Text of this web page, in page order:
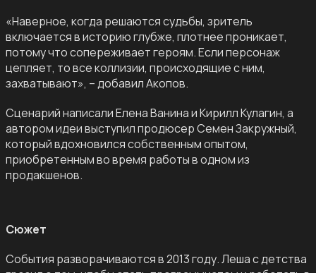
«Наверное, когда решаются судьбы, зритель
включается в историю глубже, плотнее проникает,
потому что сопереживает героям. Если персонаж
цепляет, то все коллизии, происходящие с ним,
захватывают», – добавил Акопов.
Сценарий написали Елена Ванина и Кирилл Кулагин, а
автором идеи выступил продюсер Семен Закружный,
который вдохновился собственным опытом,
приобретенным во время работы в одном из
продакшенов.
Сюжет
События разворачиваются в 2013 году. Леша с детства